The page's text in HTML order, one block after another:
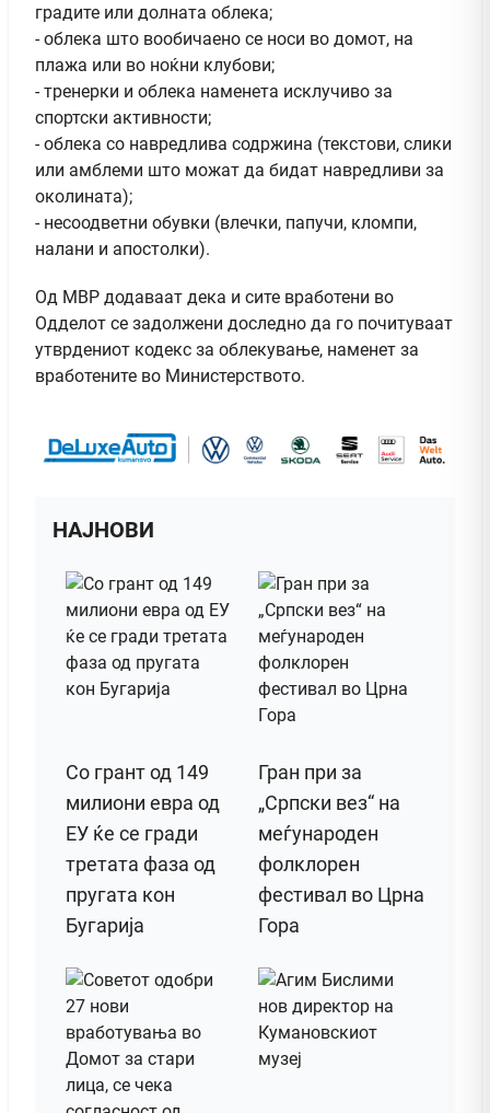
градите или долната облека;
- облека што вообичаено се носи во домот, на
плажа или во ноќни клубови;
- тренерки и облека наменета исклучиво за
спортски активности;
- облека со навредлива содржина (текстови, слики
или амблеми што можат да бидат навредливи за
околината);
- несоодветни обувки (влечки, папучи, кломпи,
налани и апостолки).
Од МВР додаваат дека и сите вработени во
Одделот се задолжени доследно да го почитуваат
утврдениот кодекс за облекување, наменет за
вработените во Министерството.
НАЈНОВИ
Со грант од 149
милиони евра од
ЕУ ќе се гради
третата фаза од
пругата кон
Бугарија
Гран при за
„Српски вез“ на
меѓународен
фолклорен
фестивал во Црна
Гора